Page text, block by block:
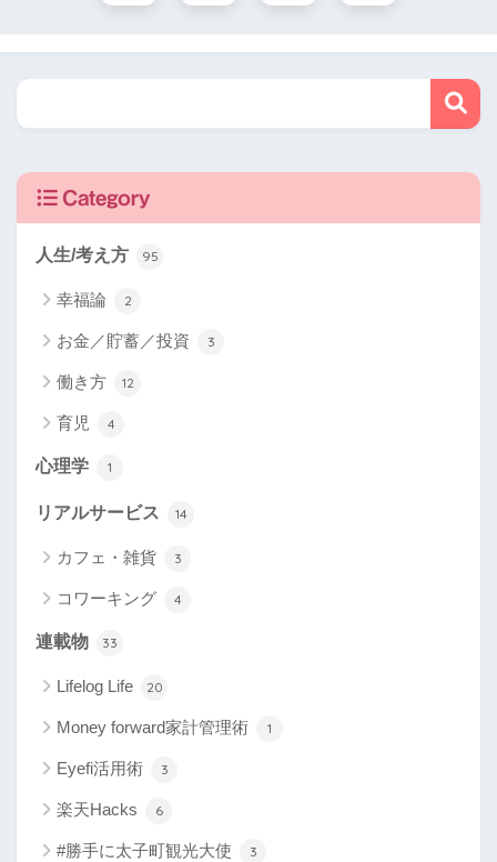
Category
人生/考え方 95
幸福論 2
お金／貯蓄／投資 3
働き方 12
育児 4
心理学 1
リアルサービス 14
カフェ・雑貨 3
コワーキング 4
連載物 33
Lifelog Life 20
Money forward家計管理術 1
Eyefi活用術 3
楽天Hacks 6
#勝手に太子町観光大使 3